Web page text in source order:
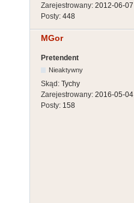
Zarejestrowany: 2012-06-07
Posty: 448
MGor
Pretendent
Nieaktywny
Skąd: Tychy
Zarejestrowany: 2016-05-04
Posty: 158